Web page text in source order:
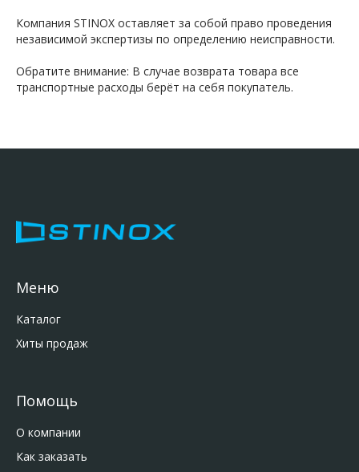
Компания STINOX оставляет за собой право проведения
независимой экспертизы по определению неисправности.
Обратите внимание: В случае возврата товара все
транспортные расходы берёт на себя покупатель.
Каталог
Хиты продаж
О компании
Как заказать
Меню
Помощь